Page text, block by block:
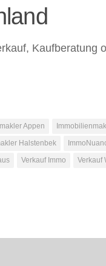
Kaufberatung
Appen
Halstenbek
Verkauf Immo Verkauf